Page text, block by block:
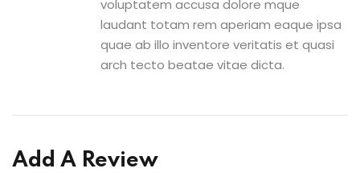
voluptatem accusa dolore mque
laudant totam rem aperiam eaque ipsa
quae ab illo inventore veritatis et quasi
arch tecto beatae vitae dicta.
Add A Review